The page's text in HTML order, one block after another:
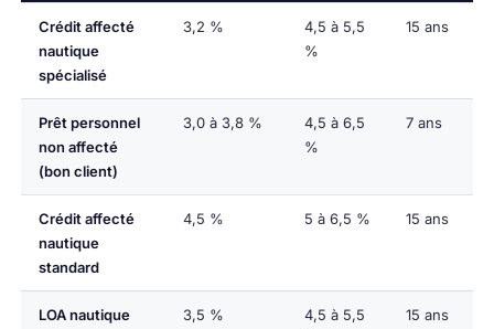
Crédit affecté
nautique
spécialisé
3,2 %
4,5 à 5,5
%
15 ans
Prêt personnel
non affecté
(bon client)
3,0 à 3,8 %
4,5 à 6,5
%
7 ans
Crédit affecté
nautique
standard
4,5 % 5 à 6,5 % 15 ans
LOA nautique 3,5 %
4,5 à 5,5
15 ans